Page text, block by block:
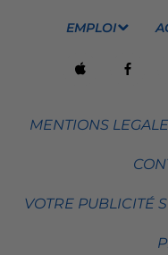
EMPLOI
MENTIONS
VOTRE PUBLICITÉ